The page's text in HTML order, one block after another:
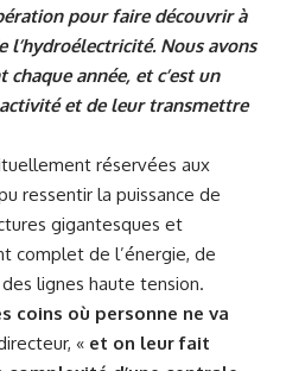
pour faire découvrir à
l’hydroélectricité. Nous avons
année, et c’est un
et de leur transmettre
réservées aux
ressentir la puissance de
gigantesques et
complet de l’énergie, de
lignes haute tension.
coins où personne ne va
« et on leur fait